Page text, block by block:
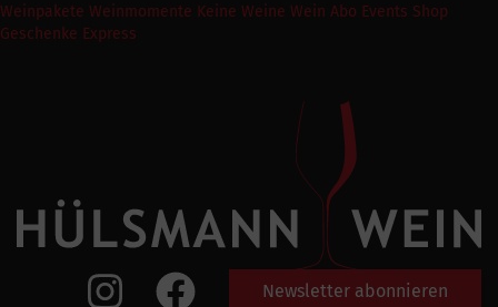
Weinpakete Weinmomente Keine Weine Wein Abo Events Shop
Geschenke Express
Newsletter abonnieren